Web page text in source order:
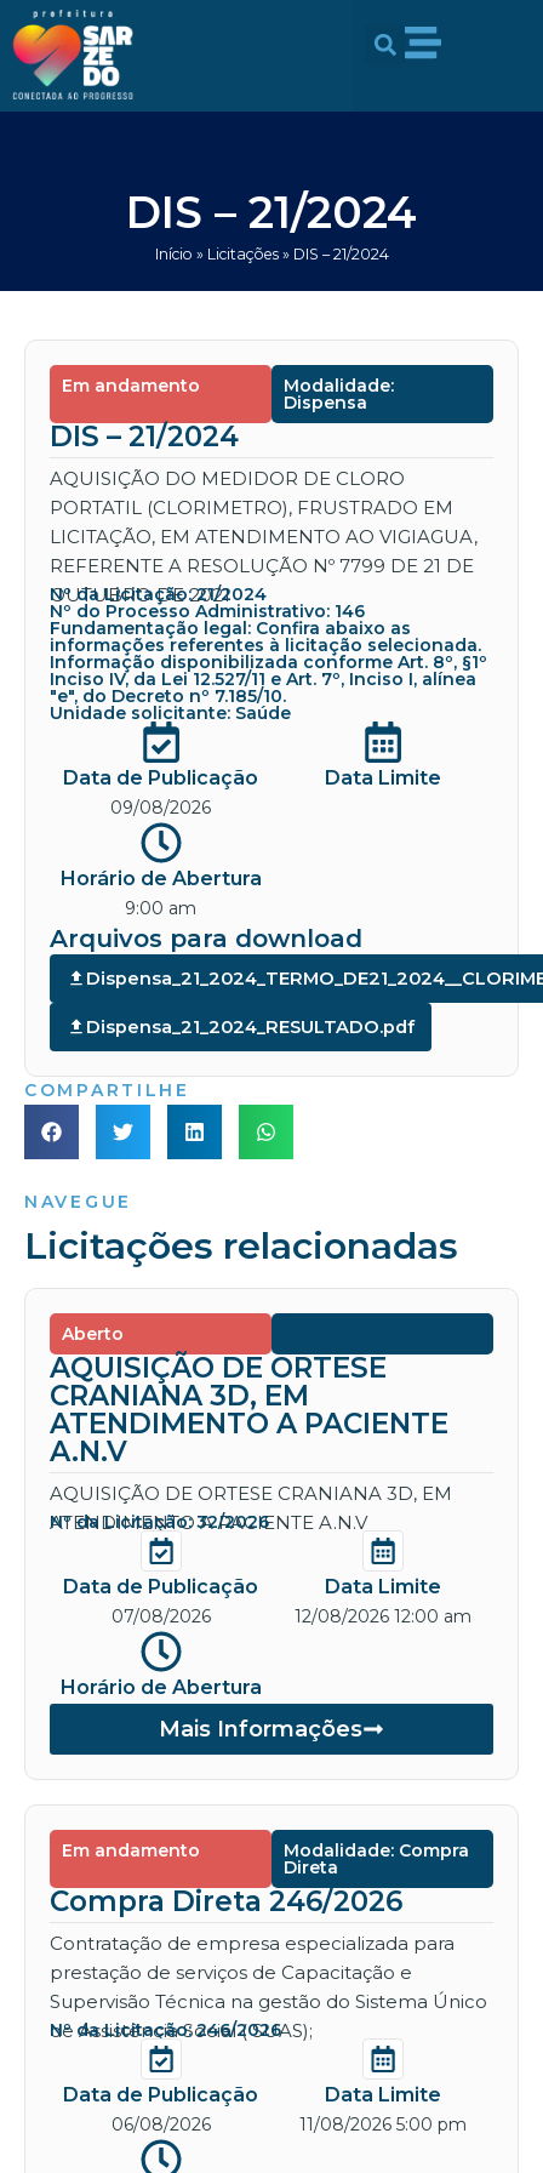
conteúdo
para
conteúdo
DIS – 21/2024
Início » Licitações» DIS – 21/2024
Em andamento Modalidade:
Dispensa
DIS – 21/2024
AQUISIÇÃO DO MEDIDOR DE CLORO
PORTATIL (CLORIMETRO), FRUSTRADO EM
LICITAÇÃO, EM ATENDIMENTO AO VIGIAGUA,
REFERENTE A RESOLUÇÃO Nº 7799 DE 21 DE
OUTUBRO DE 2021
Nº da Licitação: 21/2024
Nº do Processo Administrativo: 146
Fundamentação legal: Confira abaixo as
informações referentes à licitação selecionada.
Informação disponibilizada conforme Art. 8º, §1º
Inciso IV, da Lei 12.527/11 e Art. 7º, Inciso I, alínea
"e", do Decreto nº 7.185/10.
Unidade solicitante: Saúde
Data de Publicação
09/08/2026
Data Limite
Horário de Abertura
9:00 am
Arquivos para download
Dispensa_21_2024_RESULTADO.pdf
COMPARTILHE
NAVEGUE
Licitações relacionadas
Aberto
AQUISIÇÃO DE ORTESE
CRANIANA 3D, EM
ATENDIMENTO A PACIENTE
A.N.V
AQUISIÇÃO DE ORTESE CRANIANA 3D, EM
ATENDIMENTO A PACIENTE A.N.V
Nº da Licitação: 32/2026
Data de Publicação
07/08/2026
Data Limite
12/08/2026 12:00 am
Horário de Abertura
Mais Informações
Em andamento Modalidade: Compra
Direta
Compra Direta 246/2026
Contratação de empresa especializada para
prestação de serviços de Capacitação e
Supervisão Técnica na gestão do Sistema Único
de Assistência Social ( SUAS);
Nº da Licitação: 246/2026
Data de Publicação
06/08/2026
Data Limite
11/08/2026 5:00 pm